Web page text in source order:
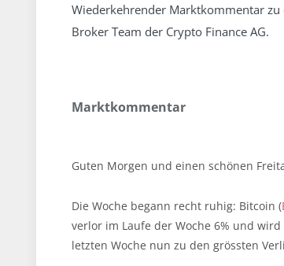
Wiederkehrender Marktkommentar
Broker Team der Crypto Finance AG.
Marktkommentar
Guten Morgen und einen schönen
Die Woche begann recht ruhig: Bitcoin (
verlor im Laufe der Woche 6% und
letzten Woche nun zu den grössten